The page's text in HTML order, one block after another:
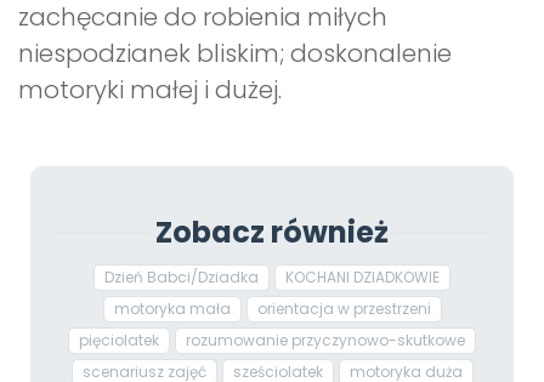
zachęcanie do robienia miłych
niespodzianek bliskim; doskonalenie
motoryki małej i dużej.
Zobacz również
Dzień Babci/Dziadka
KOCHANI DZIADKOWIE
motoryka mała
orientacja w przestrzeni
pięciolatek
rozumowanie przyczynowo-skutkowe
scenariusz zajęć
sześciolatek motoryka duża